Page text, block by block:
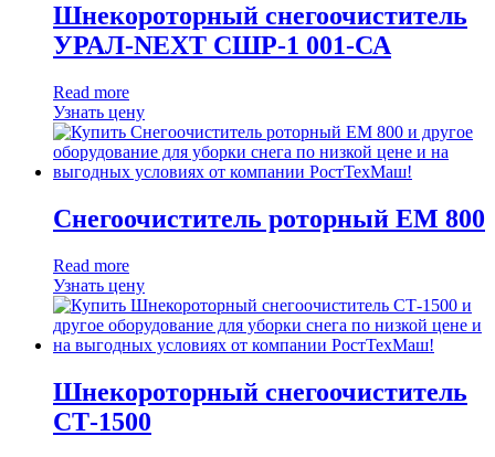
Шнекороторный снегоочиститель
УРАЛ-NEXT СШР-1 001-СА
Read more
Узнать цену
Снегоочиститель роторный ЕМ 800
Read more
Узнать цену
Шнекороторный снегоочиститель
СТ-1500